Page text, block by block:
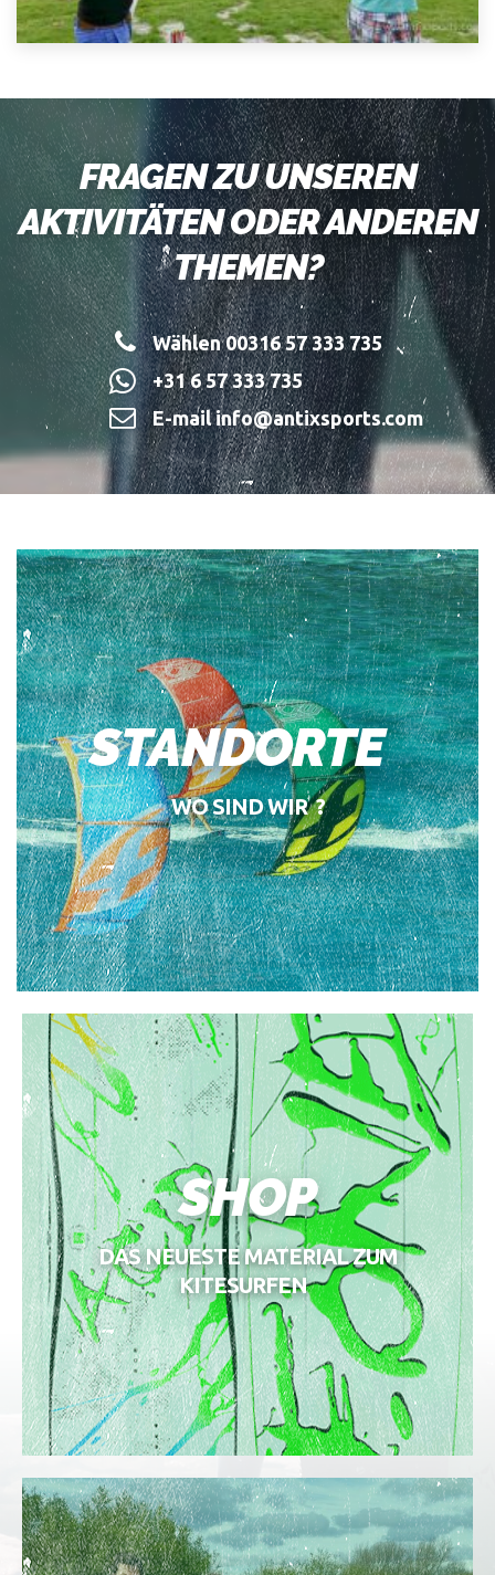
FRAGEN ZU UNSEREN
AKTIVITÄTEN ODER ANDEREN
THEMEN?
Wählen 00316 57 333 735
+31 6 57 333 735
E-mail info@antixsports.com
STANDORTE
WO SIND WIR ?
SHOP
DAS NEUESTE MATERIAL ZUM
KITESURFEN